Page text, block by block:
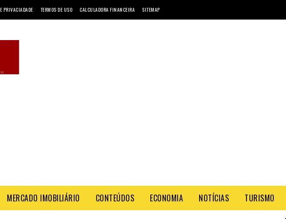
PRIVACIADADE TERMOS DE USO CALCULADORA FINANCEIRA SITEMAP
MERCADO IMOBILIÁRIO CONTEÚDOS ECONOMIA NOTÍCIAS TURISMO